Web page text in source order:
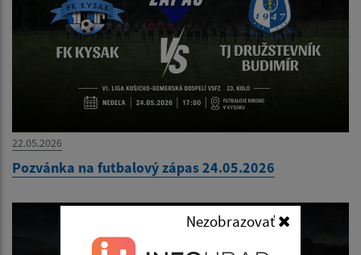
Nezobrazovať
22.05.2026
Pozvánka na futbalový zápas 24.05.2026